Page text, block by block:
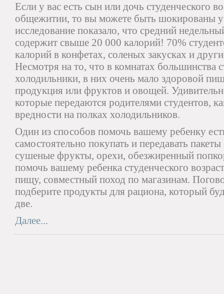
Если у вас есть сын или дочь студенческого
общежитии, то вы можете быть шокированы
исследование показало, что средний
содержит свыше 20 000 калорий! 70%
калорий в конфетах, соленых закусках и
Несмотря на то, что в комнатах большинства
холодильники, в них очень мало здоровой
продукция или фруктов и овощей.
которые передаются родителями студентов,
вредности на полках холодильников.
Один из способов помочь вашему ребенку
самостоятельно покупать и передавать
сушеные фрукты, орехи, обезжиренный
помочь вашему ребенка студенческого
пищу, совместный поход по магазинам.
подберите продукты для рациона, который
две.
Далее...